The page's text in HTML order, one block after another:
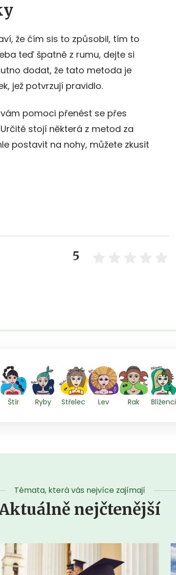
že čím sis to způsobil, tím to
teď špatně z rumu, dejte si
dodat, že tato metoda je
jež potvrzují pravidlo.
pomoci přenést se přes
stojí některá z metod za
postavit na nohy, můžete zkusit
5
Štír Ryby Střelec Lev Rak Blíženci
Témata, která vás nejvíce zajímají
nejčtenější